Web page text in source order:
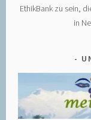
EthikBank zu sein,
in